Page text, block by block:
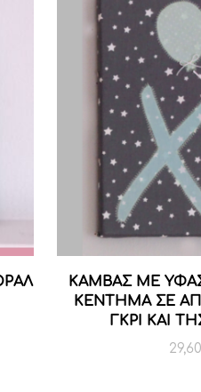
ΚΑΜΒΑΣ ΜΕ
ΚΕΝΤΗΜΑ ΣΕ
ΓΚΡΙ ΚΑΙ
29,60